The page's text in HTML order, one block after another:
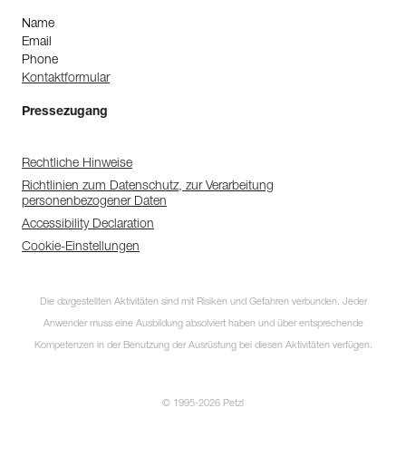
Name
Email
Phone
Kontaktformular
Pressezugang
Rechtliche Hinweise
Richtlinien zum Datenschutz, zur Verarbeitung
personenbezogener Daten
Accessibility Declaration
Cookie-Einstellungen
Die dargestellten Aktivitäten sind mit Risiken und Gefahren verbunden. Jeder
Anwender muss eine Ausbildung absolviert haben und über entsprechende
Kompetenzen in der Benutzung der Ausrüstung bei diesen Aktivitäten verfügen.
© 1995-2026 Petzl